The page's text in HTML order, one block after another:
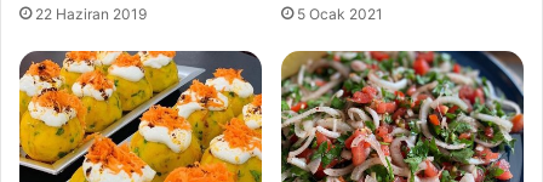
22 Haziran 2019 5 Ocak 2021